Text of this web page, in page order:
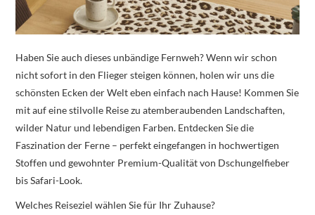
Haben Sie auch dieses unbändige Fernweh? Wenn wir schon
nicht sofort in den Flieger steigen können, holen wir uns die
schönsten Ecken der Welt eben einfach nach Hause! Kommen Sie
mit auf eine stilvolle Reise zu atemberaubenden Landschaften,
wilder Natur und lebendigen Farben. Entdecken Sie die
Faszination der Ferne – perfekt eingefangen in hochwertigen
Stoffen und gewohnter Premium-Qualität von Dschungelfieber
bis Safari-Look.
Welches Reiseziel wählen Sie für Ihr Zuhause?